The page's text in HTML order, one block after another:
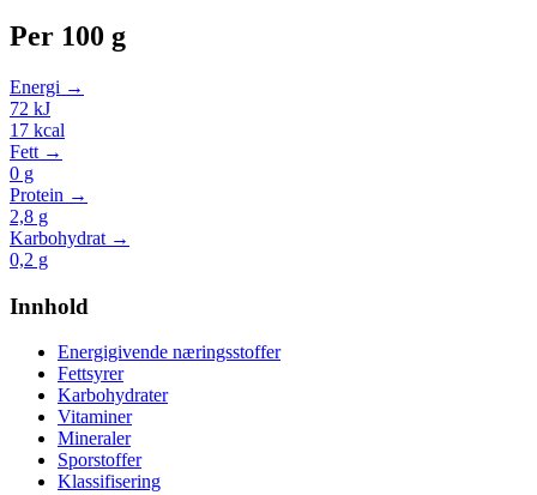
Per 100 g
Energi →
72 kJ
17 kcal
Fett →
0 g
Protein →
2,8 g
Karbohydrat →
0,2 g
Innhold
Energigivende næringsstoffer
Fettsyrer
Karbohydrater
Vitaminer
Mineraler
Sporstoffer
Klassifisering